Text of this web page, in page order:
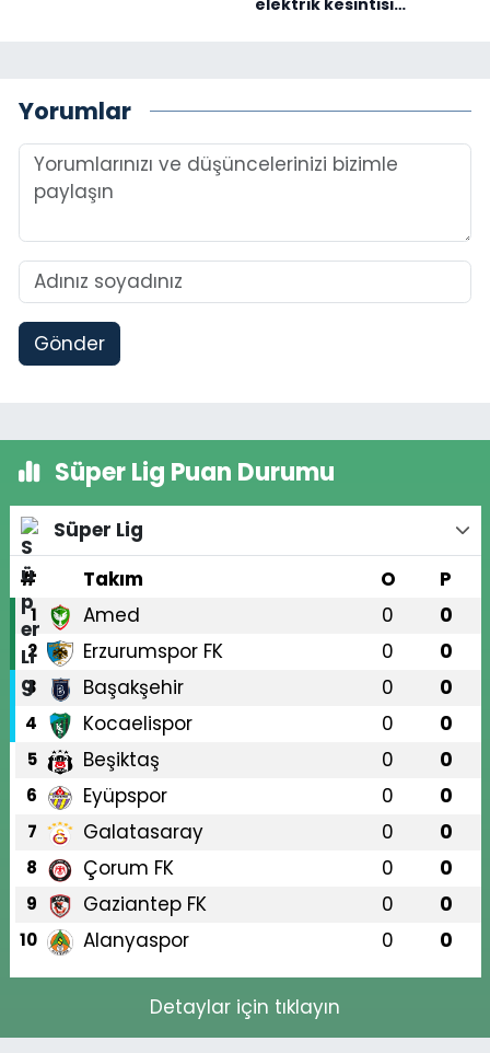
elektrik kesintisi…
Yorumlar
Gönder
Süper Lig Puan Durumu
Süper Lig
#
Takım O P
1 Amed 0 0
2 Erzurumspor FK 0 0
3 Başakşehir 0 0
4 Kocaelispor 0 0
5 Beşiktaş 0 0
6 Eyüpspor 0 0
7 Galatasaray 0 0
8 Çorum FK 0 0
9 Gaziantep FK 0 0
10 Alanyaspor 0 0
Detaylar için tıklayın